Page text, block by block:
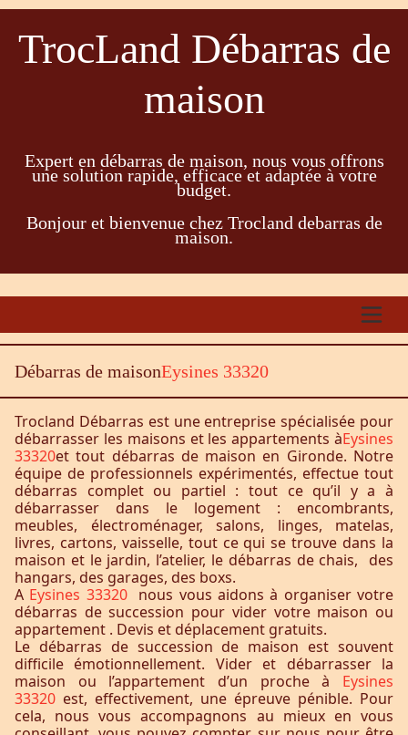
TrocLand Débarras de
maison
Expert en débarras de maison, nous vous offrons
une solution rapide, efficace et adaptée à votre
budget.
Bonjour et bienvenue chez Trocland debarras de
maison.
Débarras de maisonEysines 33320
Trocland Débarras est une entreprise spécialisée pour
débarrasser les maisons et les appartements àEysines
33320et tout débarras de maison en Gironde. Notre
équipe de professionnels expérimentés, effectue tout
débarras complet ou partiel : tout ce qu’il y a à
débarrasser dans le logement : encombrants,
meubles, électroménager, salons, linges, matelas,
livres, cartons, vaisselle, tout ce qui se trouve dans la
maison et le jardin, l’atelier, le débarras de chais, des
hangars, des garages, des boxs.
A Eysines 33320 nous vous aidons à organiser votre
débarras de succession pour vider votre maison ou
appartement . Devis et déplacement gratuits.
Le débarras de succession de maison est souvent
difficile émotionnellement. Vider et débarrasser la
maison ou l’appartement d’un proche à Eysines
33320 est, effectivement, une épreuve pénible. Pour
cela, nous vous accompagnons au mieux en vous